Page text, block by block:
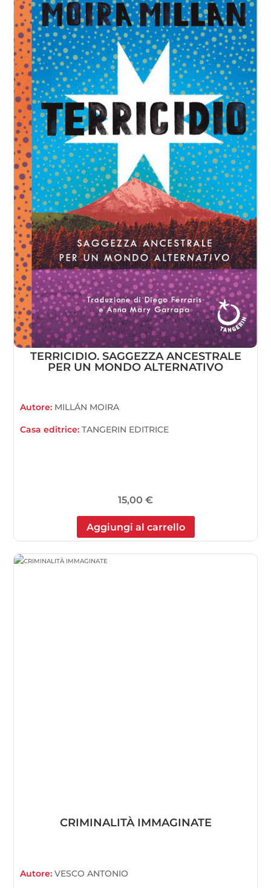
TERRICIDIO. SAGGEZZA ANCESTRALE
PER UN MONDO ALTERNATIVO
Autore: MILLÁN MOIRA
Casa editrice:TANGERIN EDITRICE
15,00 €
Aggiungi al carrello
CRIMINALITÀ IMMAGINATE
Autore:VESCO ANTONIO